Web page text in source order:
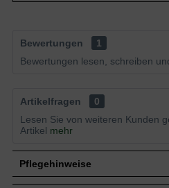
Bewertungen
1
Bewertungen lesen, schreiben
Artikelfragen
0
Lesen Sie von weiteren Kunden
Artikel mehr
Pflegehinweise